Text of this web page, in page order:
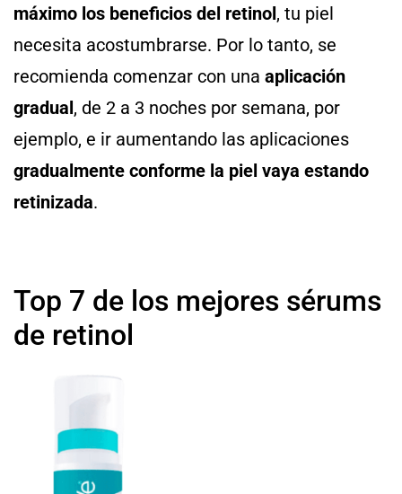
máximo los beneficios del retinol, tu piel
necesita acostumbrarse. Por lo tanto, se
recomienda comenzar con una aplicación
gradual, de 2 a 3 noches por semana, por
ejemplo, e ir aumentando las aplicaciones
gradualmente conforme la piel vaya estando
retinizada.
Top 7 de los mejores sérums
de retinol